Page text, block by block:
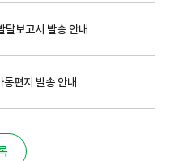
달보고서 발송 안내
편지 발송 안내